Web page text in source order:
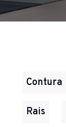
Contura
Rais